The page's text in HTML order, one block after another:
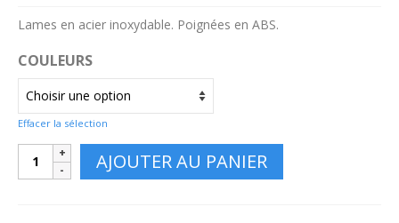
Lames en acier inoxydable. Poignées en ABS.
COULEURS
Effacer la sélection
quantité
AJOUTER AU PANIER